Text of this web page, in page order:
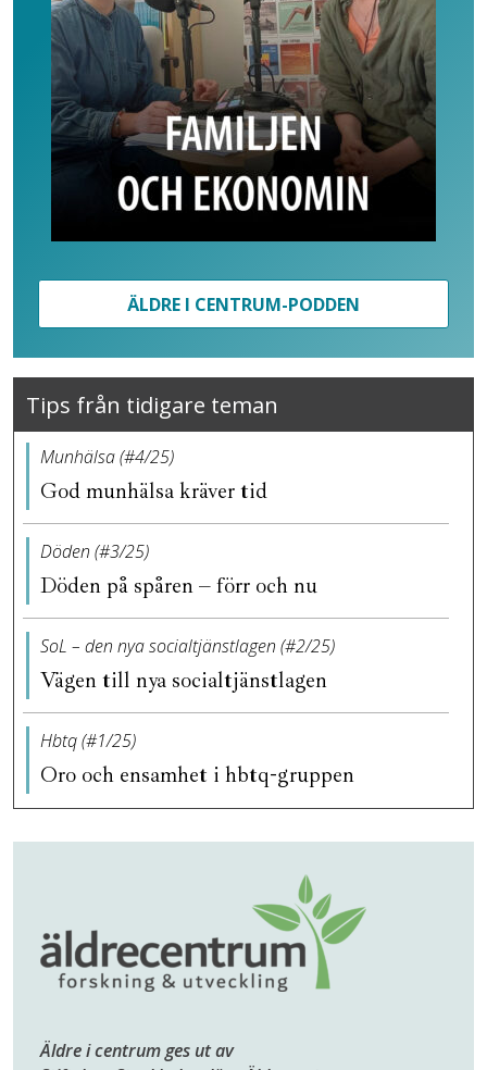
ÄLDRE I CENTRUM-PODDEN
Tips från tidigare teman
Munhälsa (#4/25)
God munhälsa kräver tid
Döden (#3/25)
Döden på spåren – förr och nu
SoL – den nya socialtjänstlagen (#2/25)
Vägen till nya socialtjänstlagen
Hbtq (#1/25)
Oro och ensamhet i hbtq-gruppen
Äldre i centrum ges ut av